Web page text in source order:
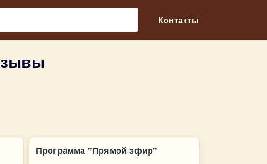
Контакты
Программа "Прямой эфир"